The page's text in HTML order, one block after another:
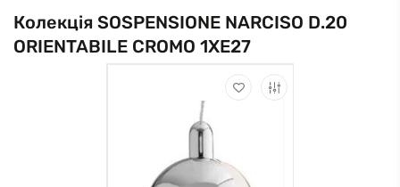
Колекція SOSPENSIONE NARCISO D.20
ORIENTABILE CROMO 1XE27